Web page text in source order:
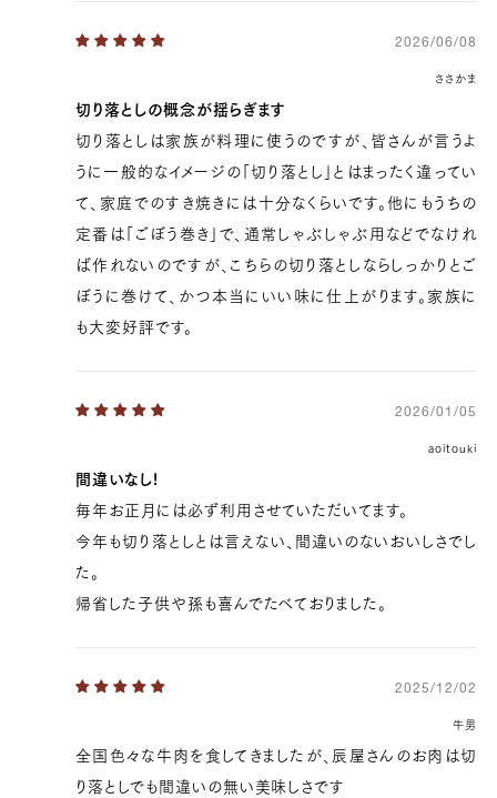
2026/06/08
ささかま
切り落としの概念が揺らぎます
切り落としは家族が料理に使うのですが、皆さんが言うよ
うに一般的なイメージの「切り落とし」とはまったく違ってい
て、家庭でのすき焼きには十分なくらいです。他にもうちの
定番は「ごぼう巻き」で、通常しゃぶしゃぶ用などでなけれ
ば作れないのですが、こちらの切り落としならしっかりとご
ぼうに巻けて、かつ本当にいい味に仕上がります。家族に
も大変好評です。
2026/01/05
aoitouki
間違いなし!
毎年お正月には必ず利用させていただいてます。
今年も切り落としとは言えない、間違いのないおいしさでし
た。
帰省した子供や孫も喜んでたべておりました。
2025/12/02
牛男
全国色々な牛肉を食してきましたが、辰屋さんのお肉は切
り落としでも間違いの無い美味しさです